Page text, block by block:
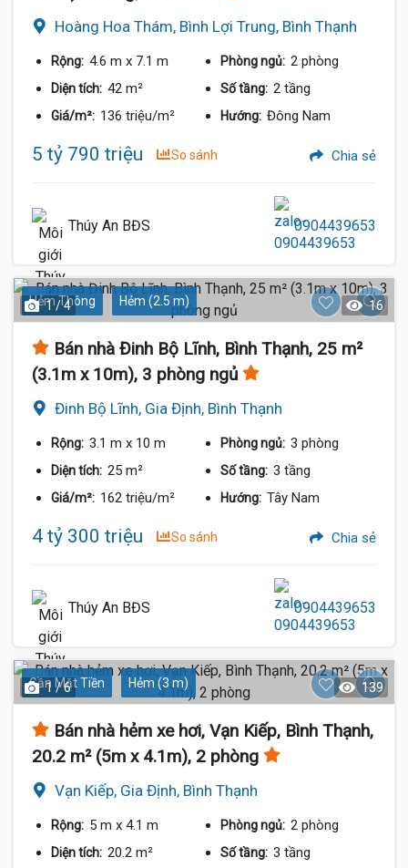
Hoàng Hoa Thám, Bình Lợi Trung, Bình Thạnh
Rộng: 4.6 m x 7.1 m Phòng ngủ: 2 phòng
Diện tích: 42 m² Số tầng: 2 tầng
Giá/m²: 136 triệu/m² Hướng: Đông Nam
5 tỷ 790 triệu So sánh Chia sẻ
Thúy An BĐS 0904439653
Hẻm Thông Hẻm (2.5 m)
1 / 4 16
Bán nhà Đinh Bộ Lĩnh, Bình Thạnh, 25 m²
(3.1m x 10m), 3 phòng ngủ
Đinh Bộ Lĩnh, Gia Định, Bình Thạnh
Rộng: 3.1 m x 10 m Phòng ngủ: 3 phòng
Diện tích: 25 m² Số tầng: 3 tầng
Giá/m²: 162 triệu/m² Hướng: Tây Nam
4 tỷ 300 triệu So sánh Chia sẻ
Thúy An BĐS 0904439653
Gần Mặt Tiền Hẻm (3 m)
1 / 6 139
Bán nhà hẻm xe hơi, Vạn Kiếp, Bình Thạnh,
20.2 m² (5m x 4.1m), 2 phòng
Vạn Kiếp, Gia Định, Bình Thạnh
Rộng: 5 m x 4.1 m Phòng ngủ: 2 phòng
Diện tích: 20.2 m² Số tầng: 3 tầng
4.35 Tỷ